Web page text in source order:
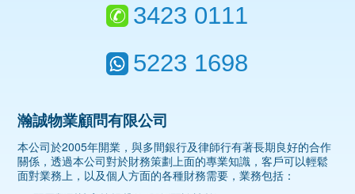
3423 0111
5223 1698
瀚誠物業顧問有限公司
本公司於2005年開業，與多間銀行及律師行有著長期良好的合作
關係，透過本公司對於財務策劃上面的專業知識，客戶可以輕鬆
面對業務上，以及個人方面的各種財務需要，業務包括：